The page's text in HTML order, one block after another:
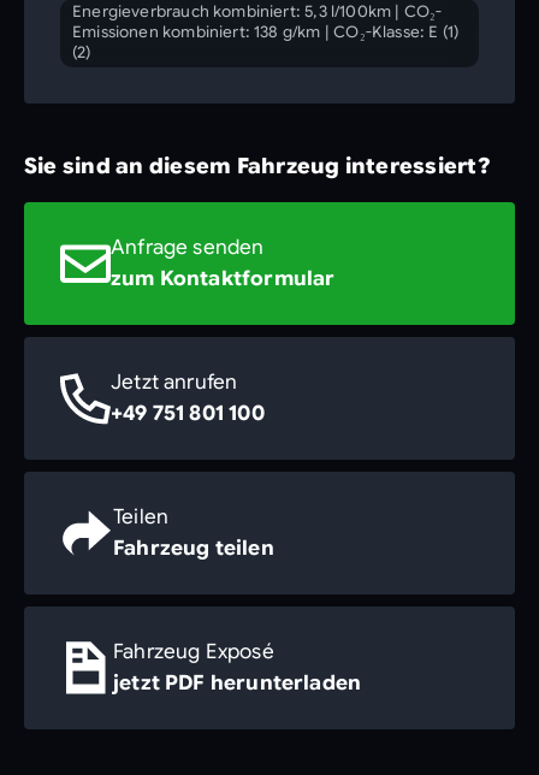
Energieverbrauch kombiniert: 5,3 l/100km | CO₂-
Emissionen kombiniert: 138 g/km |CO₂-Klasse: E (1)
(2)
Sie sind an diesem Fahrzeug interessiert?
Anfrage senden
zum Kontaktformular
Jetzt anrufen
+49 751 801 100
Teilen
Fahrzeug teilen
Fahrzeug Exposé
jetzt PDF herunterladen